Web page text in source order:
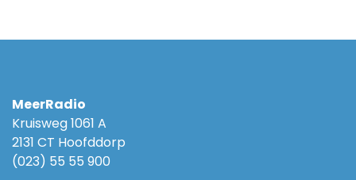
MeerRadio
Kruisweg 1061 A
2131 CT Hoofddorp
(023) 55 55 900